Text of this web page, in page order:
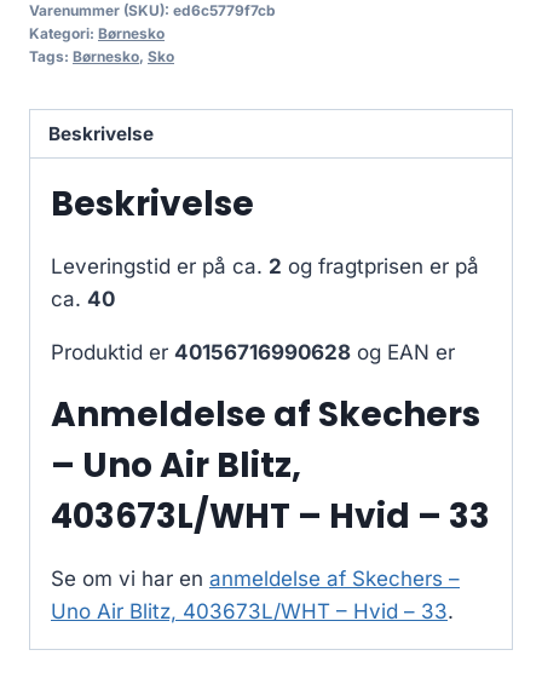
Varenummer (SKU): ed6c5779f7cb
Kategori: Børnesko
Tags: Børnesko, Sko
Beskrivelse
Beskrivelse
Leveringstid er på ca. 2 og fragtprisen er på
ca. 40
Produktid er 40156716990628 og EAN er
Anmeldelse af Skechers
– Uno Air Blitz,
403673L/WHT – Hvid – 33
Se om vi har en anmeldelse af Skechers –
Uno Air Blitz, 403673L/WHT – Hvid – 33.